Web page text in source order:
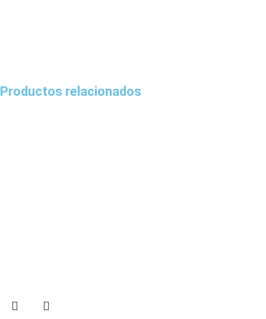
Productos relacionados